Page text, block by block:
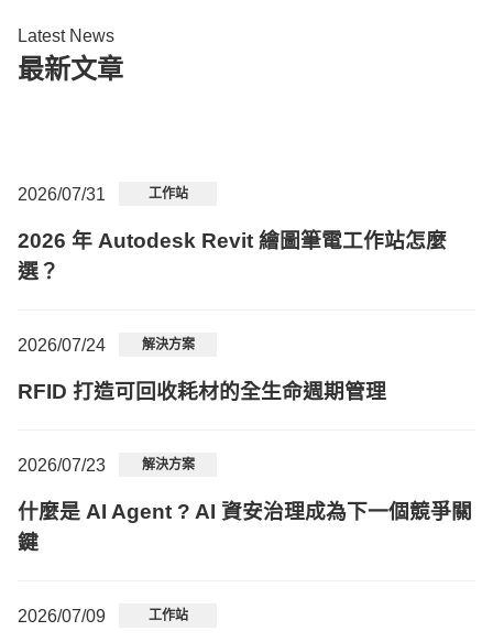
Latest News
最新文章
2026/07/31 工作站
2026 年 Autodesk Revit 繪圖筆電工作站怎麼
選？
2026/07/24 解決方案
RFID 打造可回收耗材的全生命週期管理
2026/07/23 解決方案
什麼是 AI Agent ? AI 資安治理成為下一個競爭關
鍵
2026/07/09 工作站